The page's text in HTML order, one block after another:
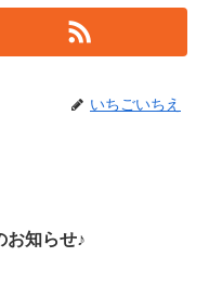
いちごいちえ
お知らせ♪